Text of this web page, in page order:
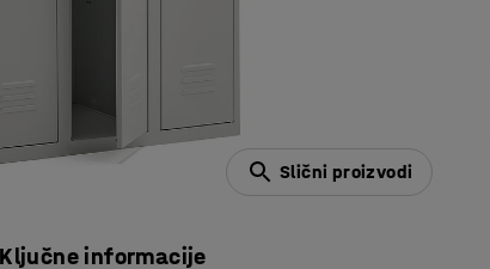
Slični proizvodi
Ključne informacije